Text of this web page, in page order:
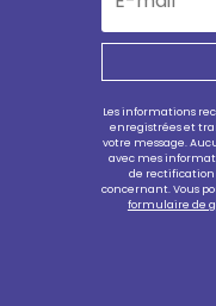
Les informations
enregistrées et
votre message.
avec mes
de rectification
concernant. Vous
formulaire de